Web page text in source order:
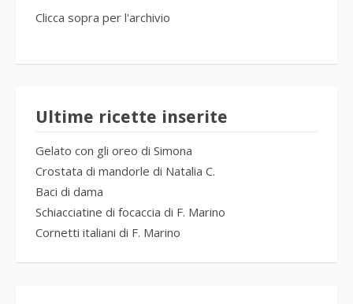
Clicca sopra per l'archivio
Ultime ricette inserite
Gelato con gli oreo di Simona
Crostata di mandorle di Natalia C.
Baci di dama
Schiacciatine di focaccia di F. Marino
Cornetti italiani di F. Marino